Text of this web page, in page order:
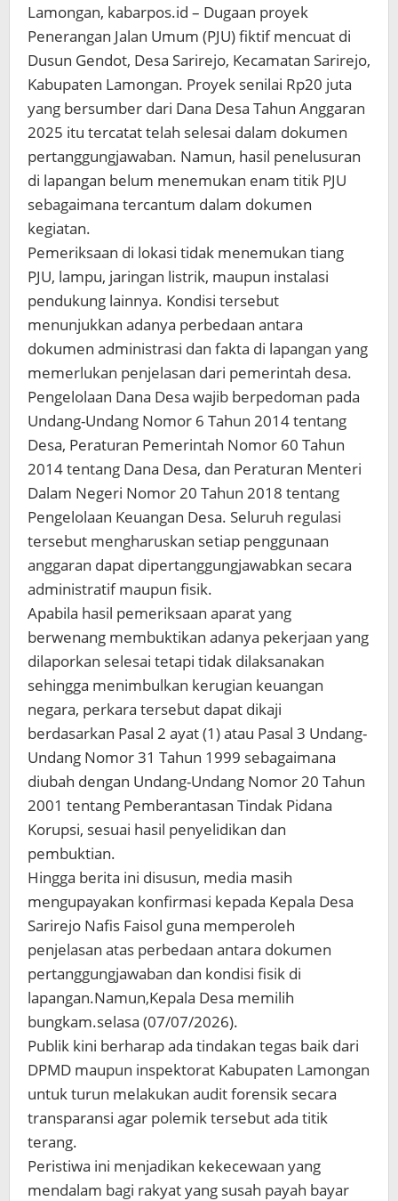
Lamongan, kabarpos.id – Dugaan proyek
Penerangan Jalan Umum (PJU) fiktif mencuat di
Dusun Gendot, Desa Sarirejo, Kecamatan Sarirejo,
Kabupaten Lamongan. Proyek senilai Rp20 juta
yang bersumber dari Dana Desa Tahun Anggaran
2025 itu tercatat telah selesai dalam dokumen
pertanggungjawaban. Namun, hasil penelusuran
di lapangan belum menemukan enam titik PJU
sebagaimana tercantum dalam dokumen
kegiatan.
Pemeriksaan di lokasi tidak menemukan tiang
PJU, lampu, jaringan listrik, maupun instalasi
pendukung lainnya. Kondisi tersebut
menunjukkan adanya perbedaan antara
dokumen administrasi dan fakta di lapangan yang
memerlukan penjelasan dari pemerintah desa.
Pengelolaan Dana Desa wajib berpedoman pada
Undang-Undang Nomor 6 Tahun 2014 tentang
Desa, Peraturan Pemerintah Nomor 60 Tahun
2014 tentang Dana Desa, dan Peraturan Menteri
Dalam Negeri Nomor 20 Tahun 2018 tentang
Pengelolaan Keuangan Desa. Seluruh regulasi
tersebut mengharuskan setiap penggunaan
anggaran dapat dipertanggungjawabkan secara
administratif maupun fisik.
Apabila hasil pemeriksaan aparat yang
berwenang membuktikan adanya pekerjaan yang
dilaporkan selesai tetapi tidak dilaksanakan
sehingga menimbulkan kerugian keuangan
negara, perkara tersebut dapat dikaji
berdasarkan Pasal 2 ayat (1) atau Pasal 3 Undang-
Undang Nomor 31 Tahun 1999 sebagaimana
diubah dengan Undang-Undang Nomor 20 Tahun
2001 tentang Pemberantasan Tindak Pidana
Korupsi, sesuai hasil penyelidikan dan
pembuktian.
Hingga berita ini disusun, media masih
mengupayakan konfirmasi kepada Kepala Desa
Sarirejo Nafis Faisol guna memperoleh
penjelasan atas perbedaan antara dokumen
pertanggungjawaban dan kondisi fisik di
lapangan.Namun,Kepala Desa memilih
bungkam.selasa (07/07/2026).
Publik kini berharap ada tindakan tegas baik dari
DPMD maupun inspektorat Kabupaten Lamongan
untuk turun melakukan audit forensik secara
transparansi agar polemik tersebut ada titik
terang.
Peristiwa ini menjadikan kekecewaan yang
mendalam bagi rakyat yang susah payah bayar